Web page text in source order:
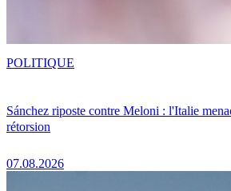
Sánchez riposte contre Meloni : l'Italie
rétorsion
07.08.2026
POLITIQUE